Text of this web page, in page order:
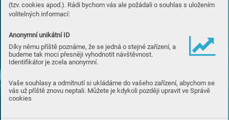
(tzv. cookies apod.). Rádi bychom vás ale požádali o souhlas s uložením
volitelných informací:
Anonymní unikátní ID
Díky němu příště poznáme, že se jedná o stejné zařízení, a
budeme tak moci přesněji vyhodnotit návštěvnost.
Identifikátor je zcela anonymní.
Vaše souhlasy a odmítnutí si ukládáme do vašeho zařízení, abychom se
vás už příště znovu neptali. Můžete je kdykoli později upravit ve Správě
cookies
INVE